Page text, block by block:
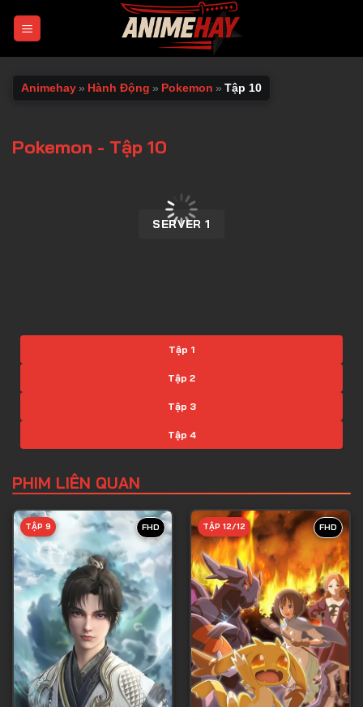
Animehay » Hành Động » Pokemon » Tập 10
Pokemon - Tập 10
SERVER 1
Tập 1
Tập 2
Tập 3
Tập 4
Tập 6
Tập 7
Tập 8
Tập 9
Tập 10
Tập 11
Tập 12
Tập 13
PHIM LIÊN QUAN
FHD
TẬP 9 FHD
TẬP 12/12